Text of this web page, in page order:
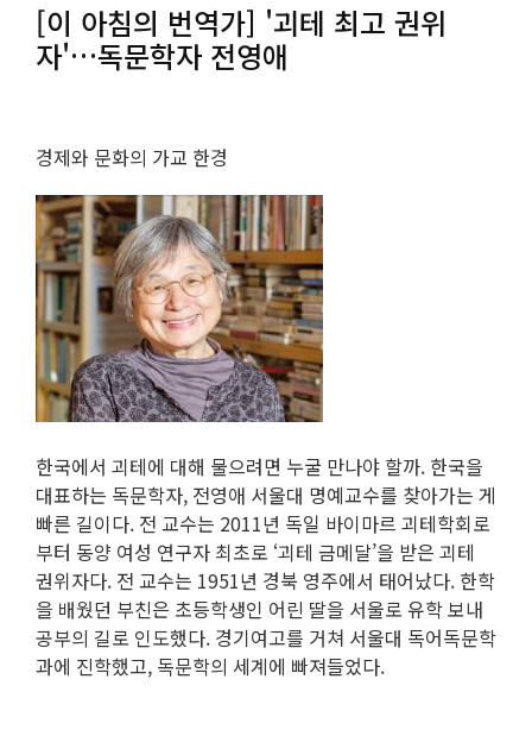
[이 아침의 번역가] '괴테 최고 권위
자'…독문학자 전영애
경제와 문화의 가교 한경
한국에서 괴테에 대해 물으려면 누굴 만나야 할까. 한국을
대표하는 독문학자, 전영애 서울대 명예교수를 찾아가는 게
빠른 길이다. 전 교수는 2011년 독일 바이마르 괴테학회로
부터 동양 여성 연구자 최초로 ‘괴테 금메달’을 받은 괴테
권위자다. 전 교수는 1951년 경북 영주에서 태어났다. 한학
을 배웠던 부친은 초등학생인 어린 딸을 서울로 유학 보내
공부의 길로 인도했다. 경기여고를 거쳐 서울대 독어독문학
과에 진학했고, 독문학의 세계에 빠져들었다.